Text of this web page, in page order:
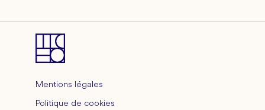
Mentions légales
Politique de cookies